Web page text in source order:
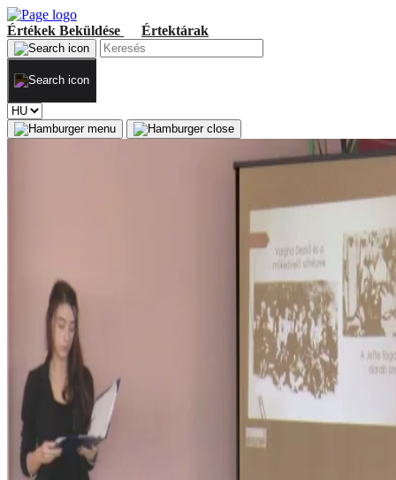
Értékek Beküldése Értektárak